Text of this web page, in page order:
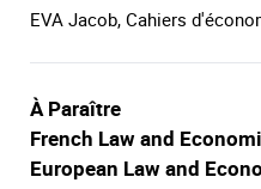
EVA Jacob, Cahiers
À Paraître
French Law and
European Law and